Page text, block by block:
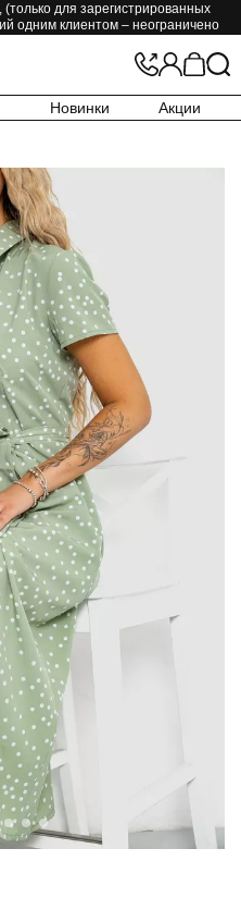
для зарегистрированных
одним клиентом – неограничено
Новинки Акции